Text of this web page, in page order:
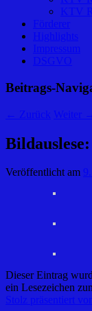
KTV
Förderer
Highlights
Impressum
DSGVO
Beitrags-
← Zurück Weiter →
Veröffentlicht am
Dieser Eintrag
ein Lesezeichen
Stolz präsentiert